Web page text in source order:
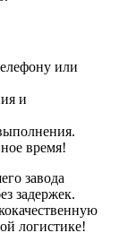
или
и
время!
завода
задержек.
логистике!